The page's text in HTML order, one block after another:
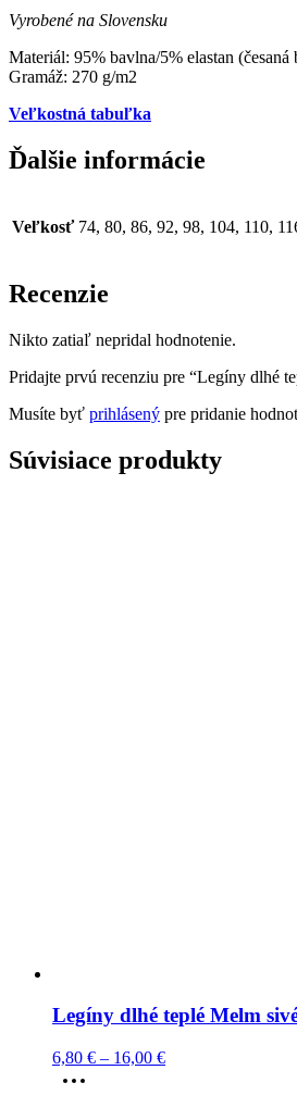
Vyrobené na Slovensku
Materiál: 95% bavlna/5% elastan (česaná
Gramáž: 270 g/m2
Veľkostná tabuľka
Ďalšie informácie
Veľkosť 74, 80, 86, 92, 98, 104, 110,
Recenzie
Nikto zatiaľ nepridal hodnotenie.
Pridajte prvú recenziu pre “Legíny dlhé
Musíte byť prihlásený pre pridanie
Súvisiace produkty
Legíny dlhé teplé Melm
6,80 € – 16,00 €